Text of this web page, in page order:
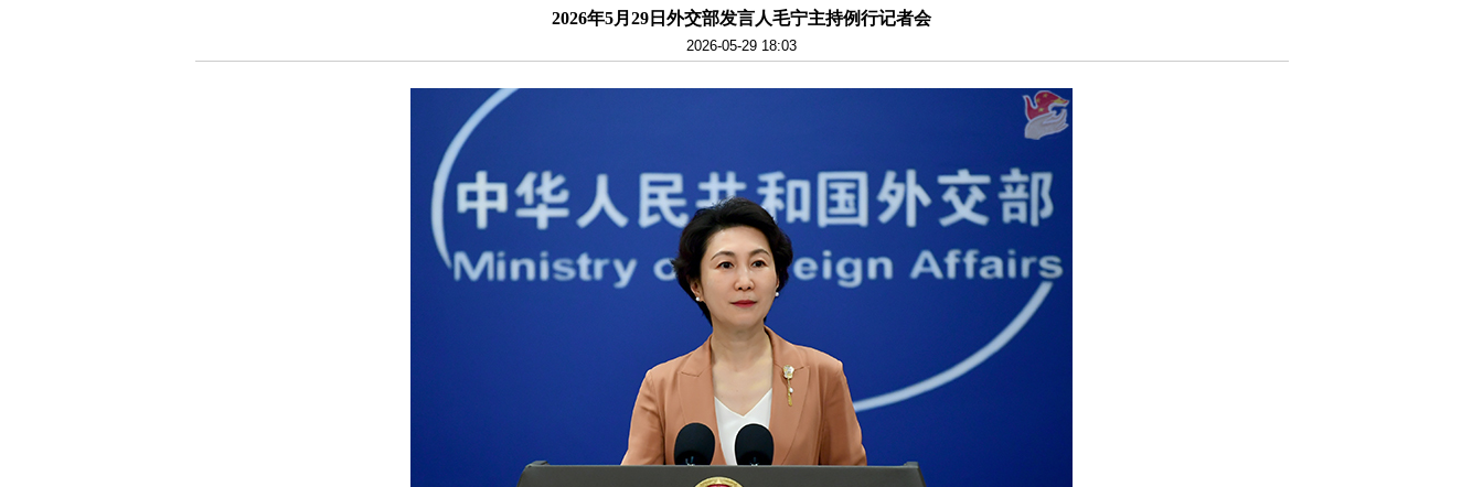
2026年5月29日外交部发言人毛宁主持例行记者会
2026-05-29 18:03